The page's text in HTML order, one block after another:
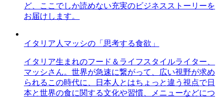
ど、ここでしか読めない充実のビジネスストーリーを
お届けします。
イタリア人マッシの「思考する食欲」
イタリア生まれのフード＆ライフスタイルライター、
マッシさん。世界が急速に繋がって、広い視野が求め
られるこの時代に、日本人とはちょっと違う視点で日
本と世界の食に関する文化や習慣、メニューなどにつ